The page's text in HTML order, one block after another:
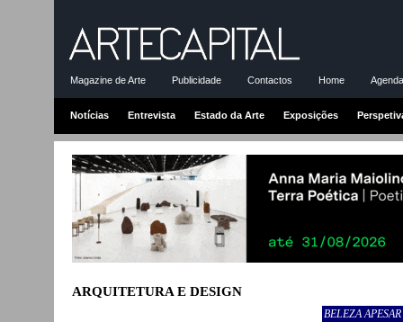
Magazine de Arte Publicidade Contactos Home
Notícias Entrevista Estado da Arte Exposições
ARQUITETURA E DESIGN
BELEZA